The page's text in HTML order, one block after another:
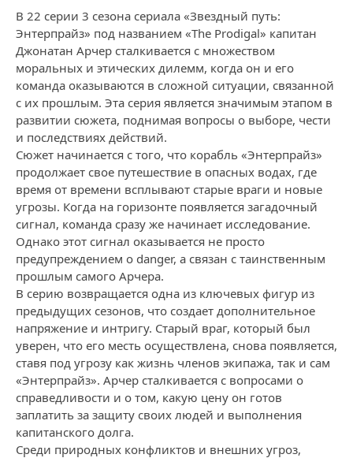
В 22 серии 3 сезона сериала «Звездный путь:
Энтерпрайз» под названием «The Prodigal» капитан
Джонатан Арчер сталкивается с множеством
моральных и этических дилемм, когда он и его
команда оказываются в сложной ситуации, связанной
с их прошлым. Эта серия является значимым этапом в
развитии сюжета, поднимая вопросы о выборе, чести
и последствиях действий.
Сюжет начинается с того, что корабль «Энтерпрайз»
продолжает свое путешествие в опасных водах, где
время от времени всплывают старые враги и новые
угрозы. Когда на горизонте появляется загадочный
сигнал, команда сразу же начинает исследование.
Однако этот сигнал оказывается не просто
предупреждением о danger, а связан с таинственным
прошлым самого Арчера.
В серию возвращается одна из ключевых фигур из
предыдущих сезонов, что создает дополнительное
напряжение и интригу. Старый враг, который был
уверен, что его месть осуществлена, снова появляется,
ставя под угрозу как жизнь членов экипажа, так и сам
«Энтерпрайз». Арчер сталкивается с вопросами о
справедливости и о том, какую цену он готов
заплатить за защиту своих людей и выполнения
капитанского долга.
Среди природных конфликтов и внешних угроз,